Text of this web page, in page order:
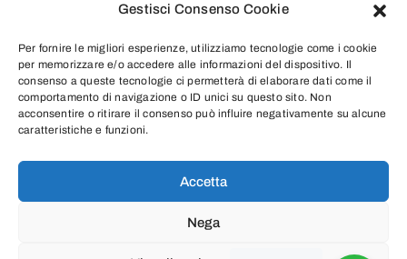
Gestisci Consenso Cookie
Per fornire le migliori esperienze, utilizziamo tecnologie come i cookie
per memorizzare e/o accedere alle informazioni del dispositivo. Il
consenso a queste tecnologie ci permetterà di elaborare dati come il
comportamento di navigazione o ID unici su questo sito. Non
acconsentire o ritirare il consenso può influire negativamente su alcune
caratteristiche e funzioni.
Accetta
Nega
d’autore. Nei casi in cui non è citata la fonte, si tratta di materiale
Chiunque rivendicasse il copyright di qualsiasi immagine o contenuto
presente o intendesse segnalare qualsiasi controversia riguardante i
diritti d’autore, è pregato di contattarci inviando una e-mail all’indirizzo